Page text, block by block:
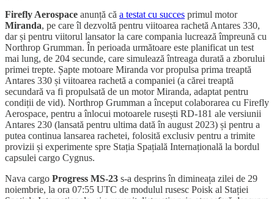
Firefly Aerospace anunță că a testat cu succes primul motor
Miranda, pe care îl dezvoltă pentru viitoarea rachetă Antares 330,
dar și pentru viitorul lansator la care compania lucrează împreună cu
Northrop Grumman. În perioada următoare este planificat un test
mai lung, de 204 secunde, care simulează întreaga durată a zborului
primei trepte. Șapte motoare Miranda vor propulsa prima treaptă
Antares 330 și viitoarea rachetă a companiei (a cărei treaptă
secundară va fi propulsată de un motor Miranda, adaptat pentru
condiții de vid). Northrop Grumman a început colaborarea cu Firefly
Aerospace, pentru a înlocui motoarele rusești RD-181 ale versiunii
Antares 230 (lansată pentru ultima dată în august 2023) și pentru a
putea continua lansarea rachetei, folosită exclusiv pentru a trimite
provizii și experimente spre Stația Spațială Internațională la bordul
capsulei cargo Cygnus.
Nava cargo Progress MS-23 s-a desprins în dimineața zilei de 29
noiembrie, la ora 07:55 UTC de modulul rusesc Poisk al Stației